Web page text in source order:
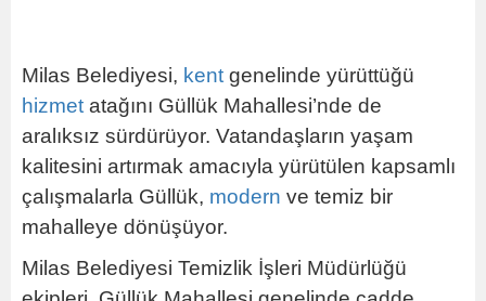
Milas Belediyesi, kent genelinde yürüttüğü
hizmet atağını Güllük Mahallesi’nde de
aralıksız sürdürüyor. Vatandaşların yaşam
kalitesini artırmak amacıyla yürütülen kapsamlı
çalışmalarla Güllük, modern ve temiz bir
mahalleye dönüşüyor.
Milas Belediyesi Temizlik İşleri Müdürlüğü